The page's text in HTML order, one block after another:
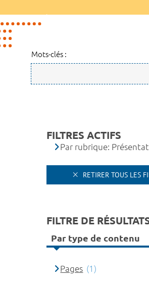
Mots-clés :
FILTRES ACTIFS
Par rubrique:
RETIRER TOUS LES
FILTRE DE
Par type de contenu
Pages (1)